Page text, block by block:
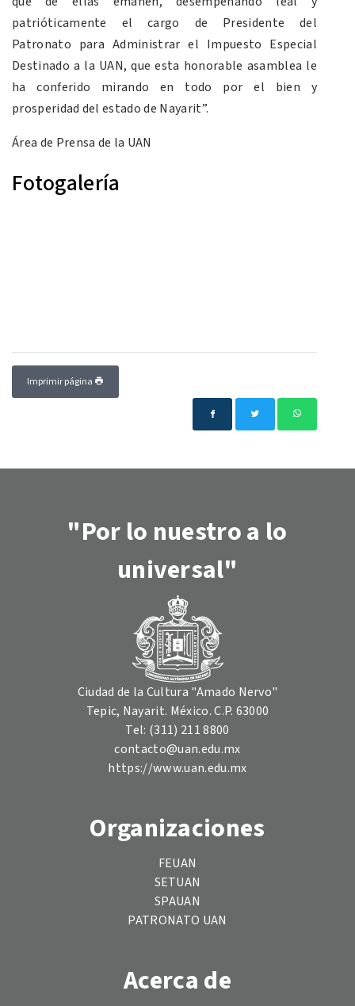
patrióticamente el cargo de Presidente del
Patronato para Administrar el Impuesto Especial
Destinado a la UAN, que esta honorable asamblea le
ha conferido mirando en todo por el bien y
prosperidad del estado de Nayarit”.
Área de Prensa de la UAN
Fotogalería
Imprimir página
"Por lo nuestro a lo
universal"
Ciudad de la Cultura "Amado Nervo"
Tepic, Nayarit. México. C.P. 63000
Tel: (311) 211 8800
contacto@uan.edu.mx
https://www.uan.edu.mx
Organizaciones
FEUAN
SETUAN
SPAUAN
PATRONATO UAN
Acerca de